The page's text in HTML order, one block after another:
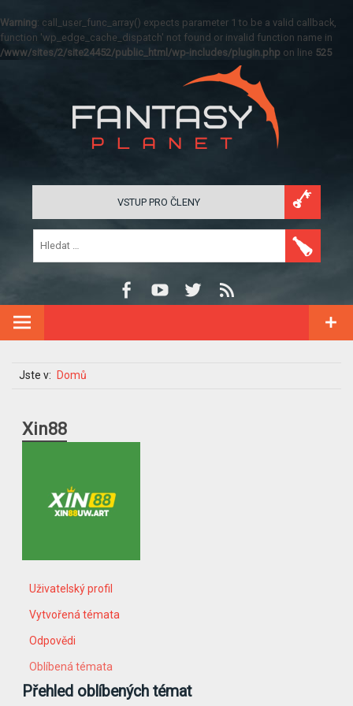
Warning: call_user_func_array() expects parameter 1 to be a valid callback,
function 'wp_edge_cache_dispatch' not found or invalid function name in
/www/sites/2/site24452/public_html/wp-includes/plugin.php on line 525
VSTUP PRO ČLENY
Jste v: Domů
Xin88
Uživatelský profil
Vytvořená témata
Odpovědi
Oblíbená témata
Přehled oblíbených témat